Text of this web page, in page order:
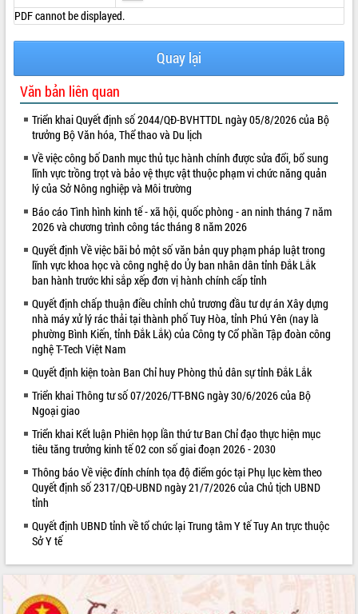
VIDEO
Loading the player...
Trailer Lễ hội Sầu riêng Đắk Lắk năm
2026
Khám bệnh, cấp phát thuốc miễn phí
và tặng quà người dân xã Cư Pui
Hội nghị UBND tỉnh Đắk Lắk thường kỳ
tháng 7/2026
Lễ truy tặng danh hiệu “Bà Mẹ Việt
Nam Anh hùng” và trao Huân chương
Lao động
UBND tỉnh Đắk Lắk triển khai nhiệm
vụ 6 tháng cuối năm 2026
Kỳ họp thứ Hai, Hội đồng nhân dân
tỉnh khóa XI quyết nghị nhiều nội dung
quan trọng
Bí thư Tỉnh ủy Lương Nguyễn Minh
Triết thăm, tặng quà người có công với
phát triển mới
ALBUM ẢNH
PDF cannot be displayed.
Quay lại
Văn bản liên quan
Triển khai Quyết định số 2044/QĐ-BVHTTDL ngày 05/8/2026 của Bộ
trưởng Bộ Văn hóa, Thể thao và Du lịch
Về việc công bố Danh mục thủ tục hành chính được sửa đổi, bổ sung
lĩnh vực trồng trọt và bảo vệ thực vật thuộc phạm vi chức năng quản
lý của Sở Nông nghiệp và Môi trường
Báo cáo Tình hình kinh tế - xã hội, quốc phòng - an ninh tháng 7 năm
2026 và chương trình công tác tháng 8 năm 2026
Quyết định Về việc bãi bỏ một số văn bản quy phạm pháp luật trong
lĩnh vực khoa học và công nghệ do Ủy ban nhân dân tỉnh Đắk Lắk
ban hành trước khi sắp xếp đơn vị hành chính cấp tỉnh
Quyết định chấp thuận điều chỉnh chủ trương đầu tư dự án Xây dựng
nhà máy xử lý rác thải tại thành phố Tuy Hòa, tỉnh Phú Yên (nay là
phường Bình Kiến, tỉnh Đắk Lắk) của Công ty Cổ phần Tập đoàn công
nghệ T-Tech Việt Nam
Quyết định kiện toàn Ban Chỉ huy Phòng thủ dân sự tỉnh Đắk Lắk
Triển khai Thông tư số 07/2026/TT-BNG ngày 30/6/2026 của Bộ
Ngoại giao
Triển khai Kết luận Phiên họp lần thứ tư Ban Chỉ đạo thực hiện mục
tiêu tăng trưởng kinh tế 02 con số giai đoạn 2026 - 2030
Thông báo Về việc đính chính tọa độ điểm góc tại Phụ lục kèm theo
Quyết định số 2317/QĐ-UBND ngày 21/7/2026 của Chủ tịch UBND
tỉnh
Quyết định UBND tỉnh về tổ chức lại Trung tâm Y tế Tuy An trực thuộc
Sở Y tế